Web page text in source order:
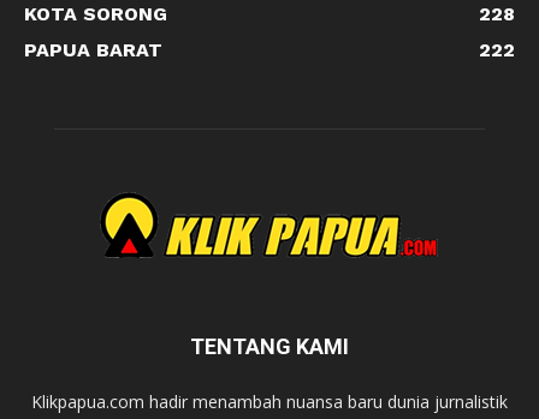
KOTA SORONG
228
PAPUA BARAT
222
TENTANG KAMI
Klikpapua.com hadir menambah nuansa baru dunia jurnalistik